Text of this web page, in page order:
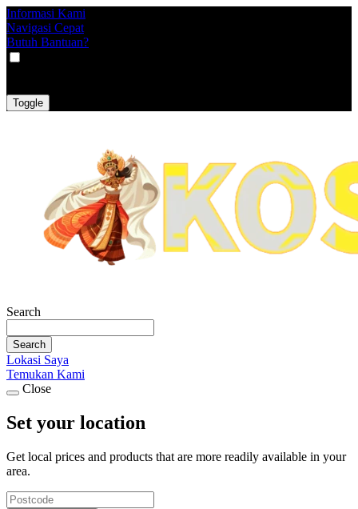
Informasi Kami
Navigasi Cepat
Butuh Bantuan?
Toggle
Search
Search
Lokasi Saya
Temukan Kami
Close
Set your location
Get local prices and products that are more readily available in your
area.